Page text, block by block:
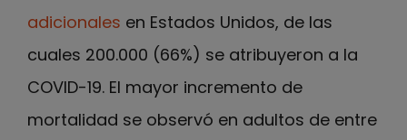
adicionales en Estados Unidos, de las
cuales 200.000 (66%) se atribuyeron a la
COVID-19. El mayor incremento de
mortalidad se observó en adultos de entre